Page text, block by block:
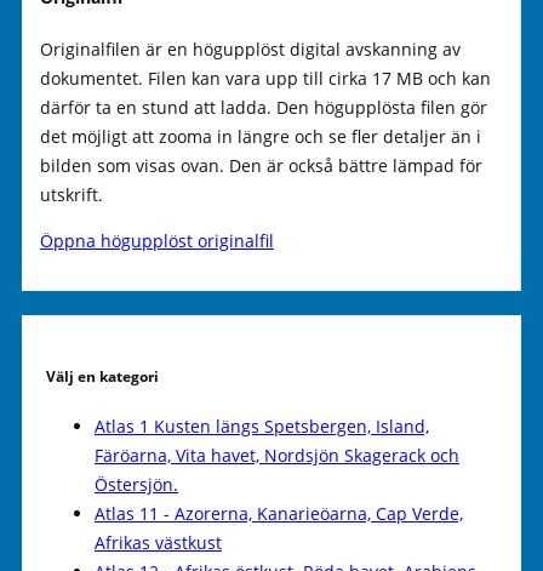
Originalfilen är en högupplöst digital avskanning av
dokumentet. Filen kan vara upp till cirka 17 MB och kan
därför ta en stund att ladda. Den högupplösta filen gör
det möjligt att zooma in längre och se fler detaljer än i
bilden som visas ovan. Den är också bättre lämpad för
utskrift.
Öppna högupplöst originalfil
Välj en kategori
Atlas 1 Kusten längs Spetsbergen, Island,
Färöarna, Vita havet, Nordsjön Skagerack och
Östersjön.
Atlas 11 - Azorerna, Kanarieöarna, Cap Verde,
Afrikas västkust